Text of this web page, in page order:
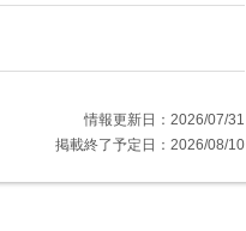
情報更新日：2026/07/31
掲載終了予定日：2026/08/10